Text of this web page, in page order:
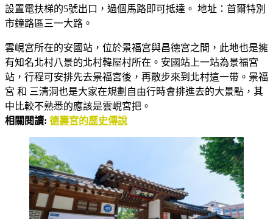
設置電扶梯的5號出口，過個馬路即可抵達。 地址：首爾特別
市鐘路區三一大路。
雲峴宮所在的安國站，位於景福宮與昌德宮之間，此地也是擁
有知名北村八景的北村韓屋村所在。安國站上一站為景福宮
站，行程可安排先去景福宮後，再散步來到北村這一帶。景福
宮 和 三清洞也是大家在規劃自由行時會排進去的大景點，其
中比較不熟悉的應該是雲峴宮把。
相關閱讀: 德壽宮的歷史傳說